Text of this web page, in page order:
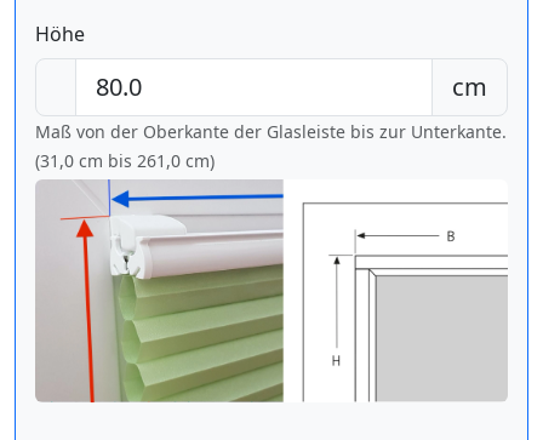
Höhe
cm
Maß von der Oberkante der Glasleiste bis zur Unterkante.
(31,0 cm bis 261,0 cm)